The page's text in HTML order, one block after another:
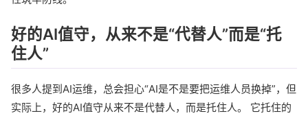
好的AI值守，从来不是“代替人”而是“托
住人”
很多人提到AI运维，总会担心“AI是不是要把运维人员换掉”，但
实际上，好的AI值守从来不是代替人，而是托住人。 它托住的